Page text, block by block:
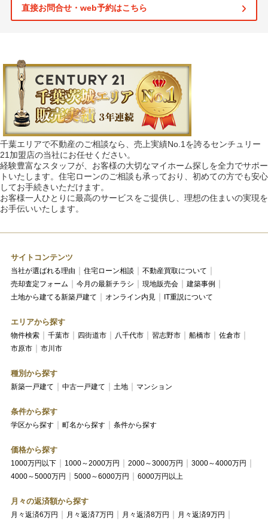
直接お問合せ・web予約はこちら
千葉エリアで不動産のご相談なら、売上実績No.1を誇るセンチュリー
21加盟店の当社にお任せください。
経験豊富なスタッフが、お客様の大切なマイホーム探しを全力でサポー
トいたします。住宅ローンのご相談も承っており、初めての方でも安心
してお手続きいただけます。
お客様一人ひとりに最高のサービスをご提供し、理想の住まいの実現を
お手伝いいたします。
サイトコンテンツ
当社が選ばれる理由 住宅ローン相談
不動産買取について
売却査定フォーム
今月の最新チラシ 現地販売会
建築事例
土地から建てる新築戸建て
オンライン内見 IT重説について
エリアから探す
物件検索 千葉市 四街道市 八千代市 習志野市 船橋市
佐倉市
市原市
市川市
種別から探す
新築一戸建て 中古一戸建て 土地 マンション
条件から探す
学区から探す 町名から探す 条件から探す
価格から探す
1000万円以下 1000～2000万円 2000～3000万円
3000～4000万円
4000～5000万円
5000～6000万円 6000万円以上
月々の返済額から探す
月々返済6万円 月々返済7万円 月々返済8万円
月々返済9万円